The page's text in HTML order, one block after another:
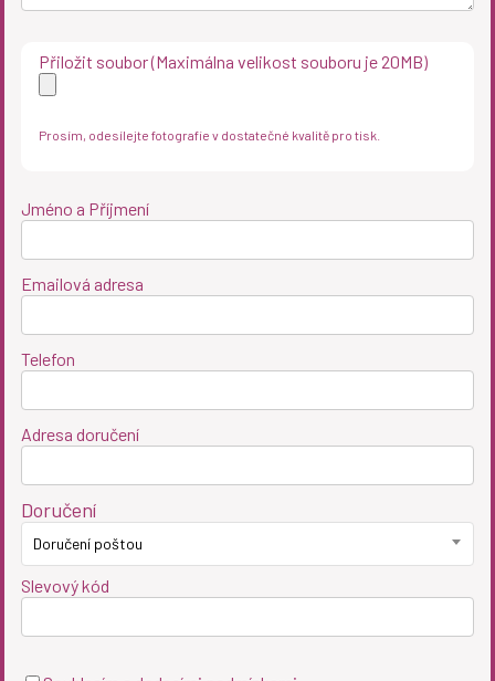
Přiložit soubor (Maximálna velikost souboru je 20MB)
Prosím, odesílejte fotografie v dostatečné kvalitě pro tisk.
Jméno a Příjmení
Emailová adresa
Telefon
Adresa doručení
Doručení
Doručení poštou
Slevový kód